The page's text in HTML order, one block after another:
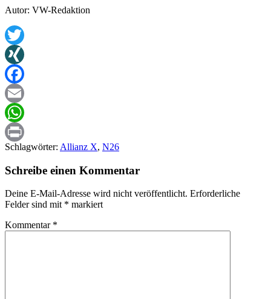
Autor: VW-Redaktion
Twitter
XING
Facebook
Email
WhatsApp
Print
Schlagwörter: Allianz X, N26
Schreibe einen Kommentar
Deine E-Mail-Adresse wird nicht veröffentlicht. Erforderliche
Felder sind mit * markiert
Kommentar *